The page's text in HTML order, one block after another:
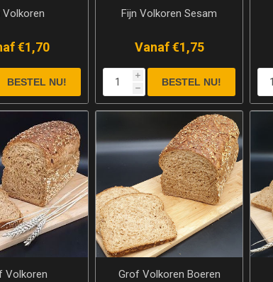
Volkoren
€1,70
Fijn Volkoren Sesam
Vanaf €1,75
i
h
Volkoren Grof Volkoren Boeren